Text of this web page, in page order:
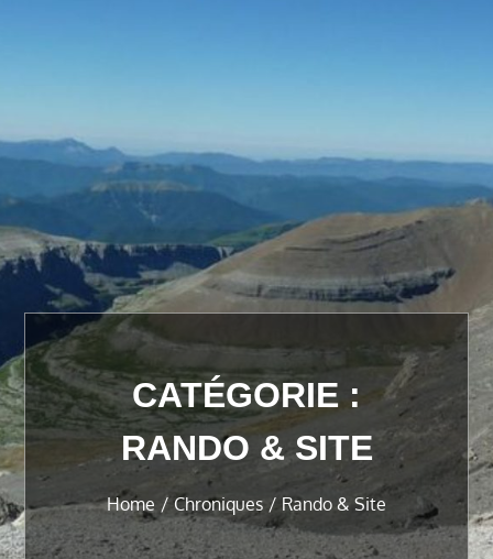
CATÉGORIE :
RANDO & SITE
Home Chroniques Rando & Site